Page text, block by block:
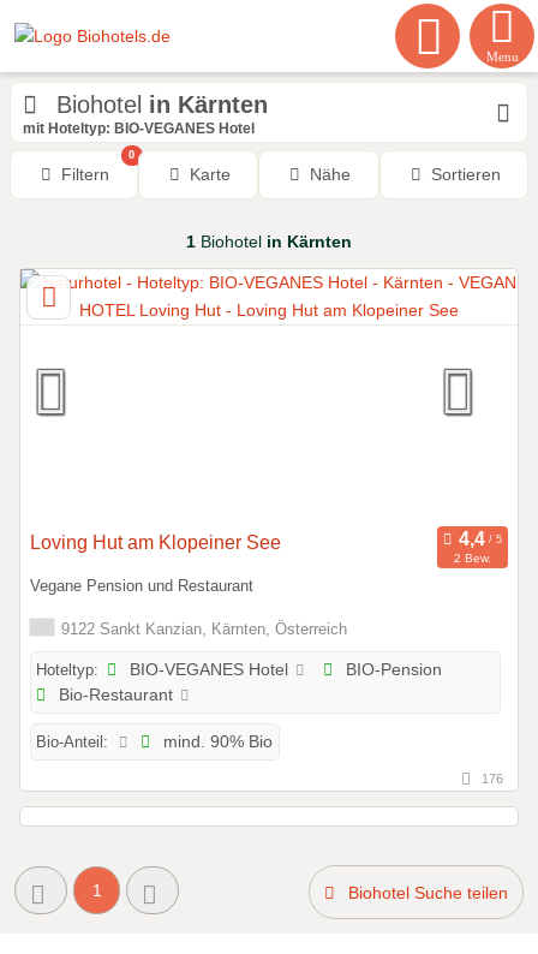
Menu
Biohotel in Kärnten
mit Hoteltyp: BIO-VEGANES Hotel
Filtern
0
Karte Nähe Sortieren
1 Biohotel in Kärnten
Loving Hut am Klopeiner See
2 Bew.
Vegane Pension und Restaurant
9122 Sankt Kanzian, Kärnten, Österreich
Hoteltyp: BIO-VEGANES Hotel
BIO-Pension
Bio-Restaurant
Bio-Anteil: mind. 90% Bio
176
1 Biohotel Suche teilen